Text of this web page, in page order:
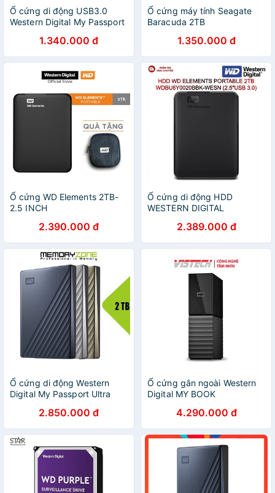
Ổ cứng di động USB3.0
Western Digital My Passport
hành 3 năm SD36 SD37
SD38 SD39
1.340.000 đ
Ổ cứng máy tính Seagate
Baracuda 2TB
1.350.000 đ
Ổ cứng WD Elements 2TB-
2.5 INCH
2.390.000 đ
Ổ cứng di động HDD
WESTERN DIGITAL
WDBU6Y0020BBK-WESN
(2.5″USB 3.0)
2.389.000 đ
Ổ cứng di động Western
Digital My Passport Ultra
hành 3 năm tại WD Việt Nam
2.850.000 đ
Ổ cứng gắn ngoài Western
Digital MY BOOK
4.290.000 đ